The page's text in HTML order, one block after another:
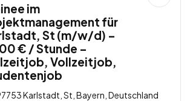
im
für
St (m/w/d) –
€ / Stunde –
Vollzeitjob,
Karlstadt, St, Bayern, Deutschland